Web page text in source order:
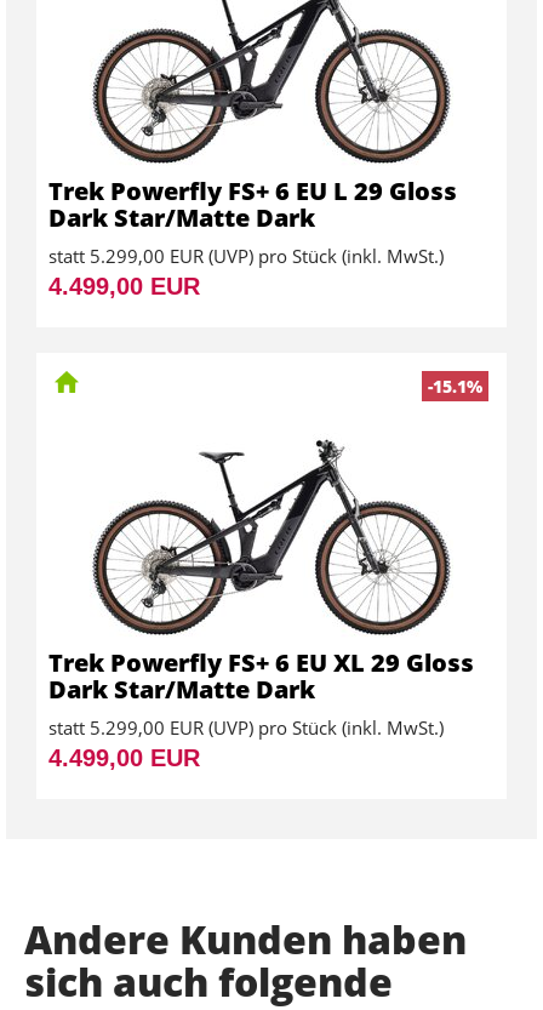
Trek Powerfly FS+ 6 EU L 29 Gloss
Dark Star/Matte Dark
statt 5.299,00 EUR (UVP) pro Stück (inkl. MwSt.)
4.499,00 EUR
-15.1%
Trek Powerfly FS+ 6 EU XL 29 Gloss
Dark Star/Matte Dark
statt 5.299,00 EUR (UVP) pro Stück (inkl. MwSt.)
4.499,00 EUR
Andere Kunden haben
sich auch folgende